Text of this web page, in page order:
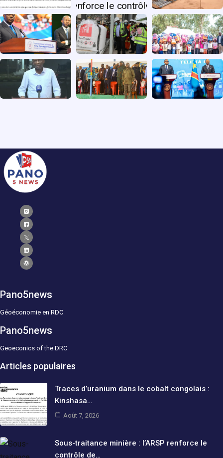
Pano5news
Géoéconomie en RDC
Pano5news
Geoeconics of the DRC
Articles populaires
Traces d’uranium dans le cobalt congolais :
Kinshasa…
Août 7, 2026
Sous-traitance minière : l’ARSP renforce le
contrôle de…